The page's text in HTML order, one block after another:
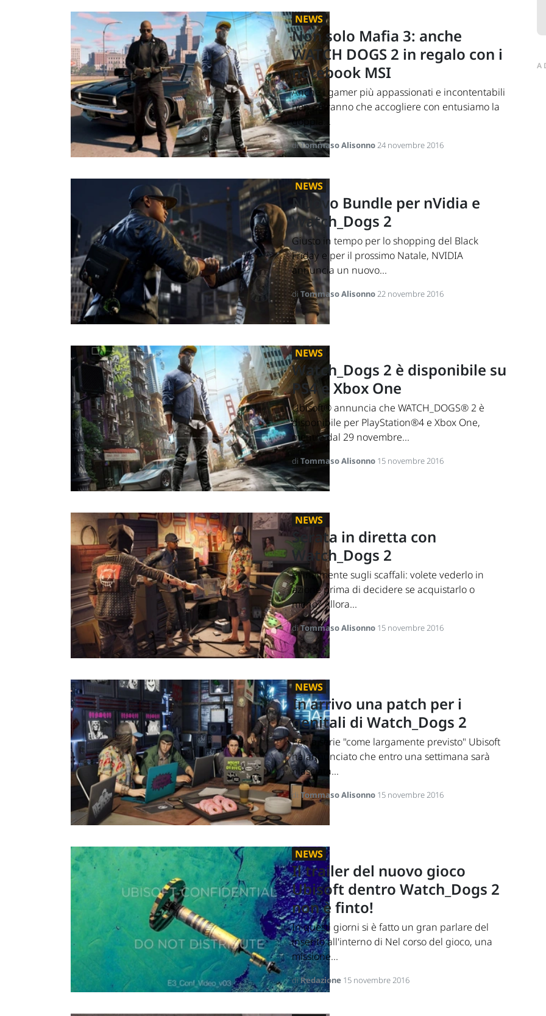
NEWS
Non solo Mafia 3: anche
WATCH DOGS 2 in regalo con i
notebook MSI
Anche i gamer più appassionati e incontentabili
non potranno che accogliere con entusiamo la
doppia...
diTommaso Alisonno24 novembre 2016
NEWS
Nuovo Bundle per nVidia e
Watch_Dogs 2
Giusto in tempo per lo shopping del Black
Friday e per il prossimo Natale, NVIDIA
annuncia un nuovo...
di Tommaso Alisonno22 novembre 2016
NEWS
Watch_Dogs 2 è disponibile su
PS4 e Xbox One
Ubisoft® annuncia che WATCH_DOGS® 2 è
disponibile per PlayStation®4 e Xbox One,
mentre dal 29 novembre...
di Tommaso Alisonno 15 novembre 2016
NEWS
Serata in diretta con
Watch_Dogs 2
è finalmente sugli scaffali: volete vederlo in
azione prima di decidere se acquistarlo o
meno? Allora...
diTommaso Alisonno 15 novembre 2016
NEWS
In arrivo una patch per i
genitali di Watch_Dogs 2
Per la serie "come largamente previsto" Ubisoft
ha annunciato che entro una settimana sarà
rilasciata...
di Tommaso Alisonno 15 novembre 2016
NEWS
Il trailer del nuovo gioco
Ubisoft dentro Watch_Dogs 2
non è finto!
In questi giorni si è fatto un gran parlare del
inserito all'interno di Nel corso del gioco, una
missione...
diRedazione 15 novembre 2016